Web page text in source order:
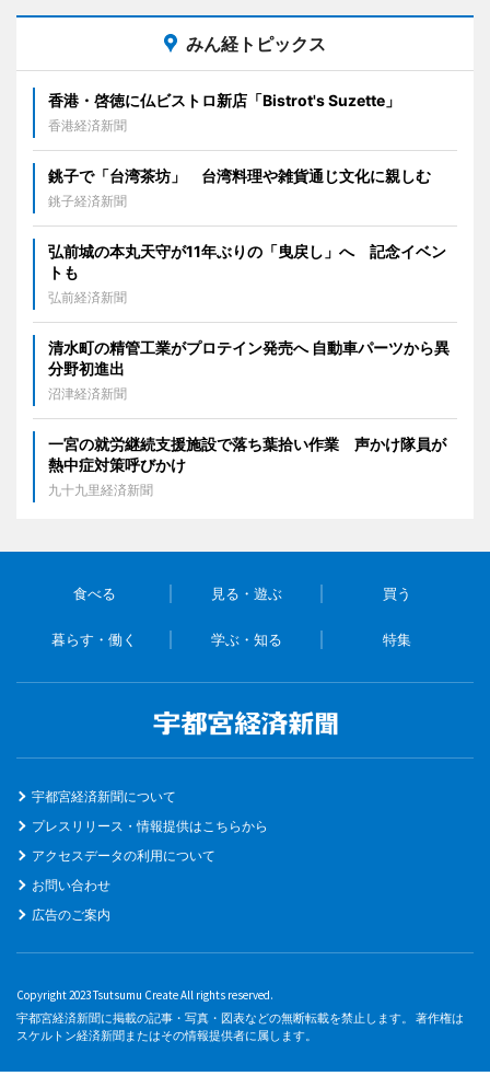
みん経トピックス
香港・啓徳に仏ビストロ新店「Bistrot's Suzette」
香港経済新聞
銚子で「台湾茶坊」 台湾料理や雑貨通じ文化に親しむ
銚子経済新聞
弘前城の本丸天守が11年ぶりの「曳戻し」へ 記念イベン
トも
弘前経済新聞
清水町の精管工業がプロテイン発売へ 自動車パーツから異
分野初進出
沼津経済新聞
一宮の就労継続支援施設で落ち葉拾い作業 声かけ隊員が
熱中症対策呼びかけ
九十九里経済新聞
食べる 見る・遊ぶ 買う
暮らす・働く 学ぶ・知る 特集
宇都宮経済新聞について
プレスリリース・情報提供はこちらから
アクセスデータの利用について
お問い合わせ
広告のご案内
Copyright 2023 Tsutsumu Create All rights reserved.
宇都宮経済新聞に掲載の記事・写真・図表などの無断転載を禁止します。 著作権は
スケルトン経済新聞またはその情報提供者に属します。